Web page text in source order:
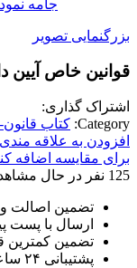
بزرگنمایی تصویر
قوانین خاص آیین
اشتراک گذاری:
Category: کتاب
افزودن به علاقه مندی
برای مقایسه اضافه
125 نفر در حال
تضمین اصالت و
ارسال با پست
تضمین کمترین
پشتیبانی ۲۴ ساعته